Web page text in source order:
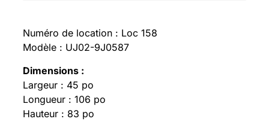
Numéro de location : Loc 158
Modèle : UJ02-9J0587
Dimensions :
Largeur : 45 po
Longueur : 106 po
Hauteur : 83 po